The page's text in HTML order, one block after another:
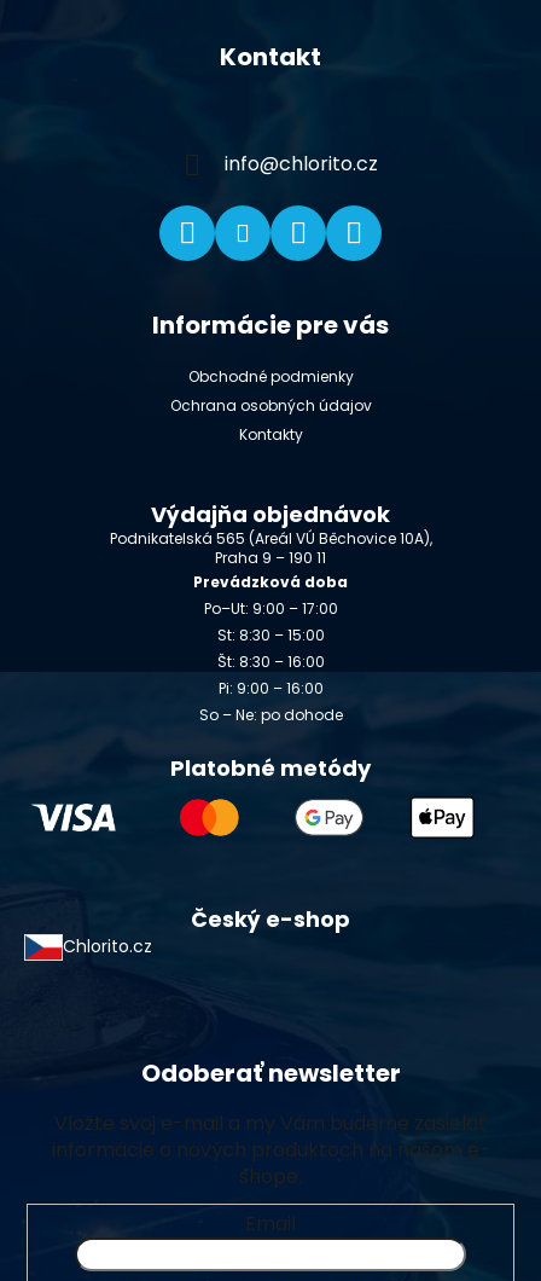
Kontakt
info@chlorito.cz
Informácie pre vás
Obchodné podmienky
Ochrana osobných údajov
Kontakty
Výdajňa objednávok
Podnikatelská 565 (Areál VÚ Běchovice 10A),
Praha 9 – 190 11
Prevádzková doba
Po–Ut: 9:00 – 17:00
St: 8:30 – 15:00
Št: 8:30 – 16:00
Pi: 9:00 – 16:00
So – Ne: po dohode
Platobné metódy
Český e-shop
Chlorito.cz
Odoberať newsletter
Vložte svoj e-mail a my Vám budeme zasielať
informácie o nových produktoch na našom e-
shope.
Email